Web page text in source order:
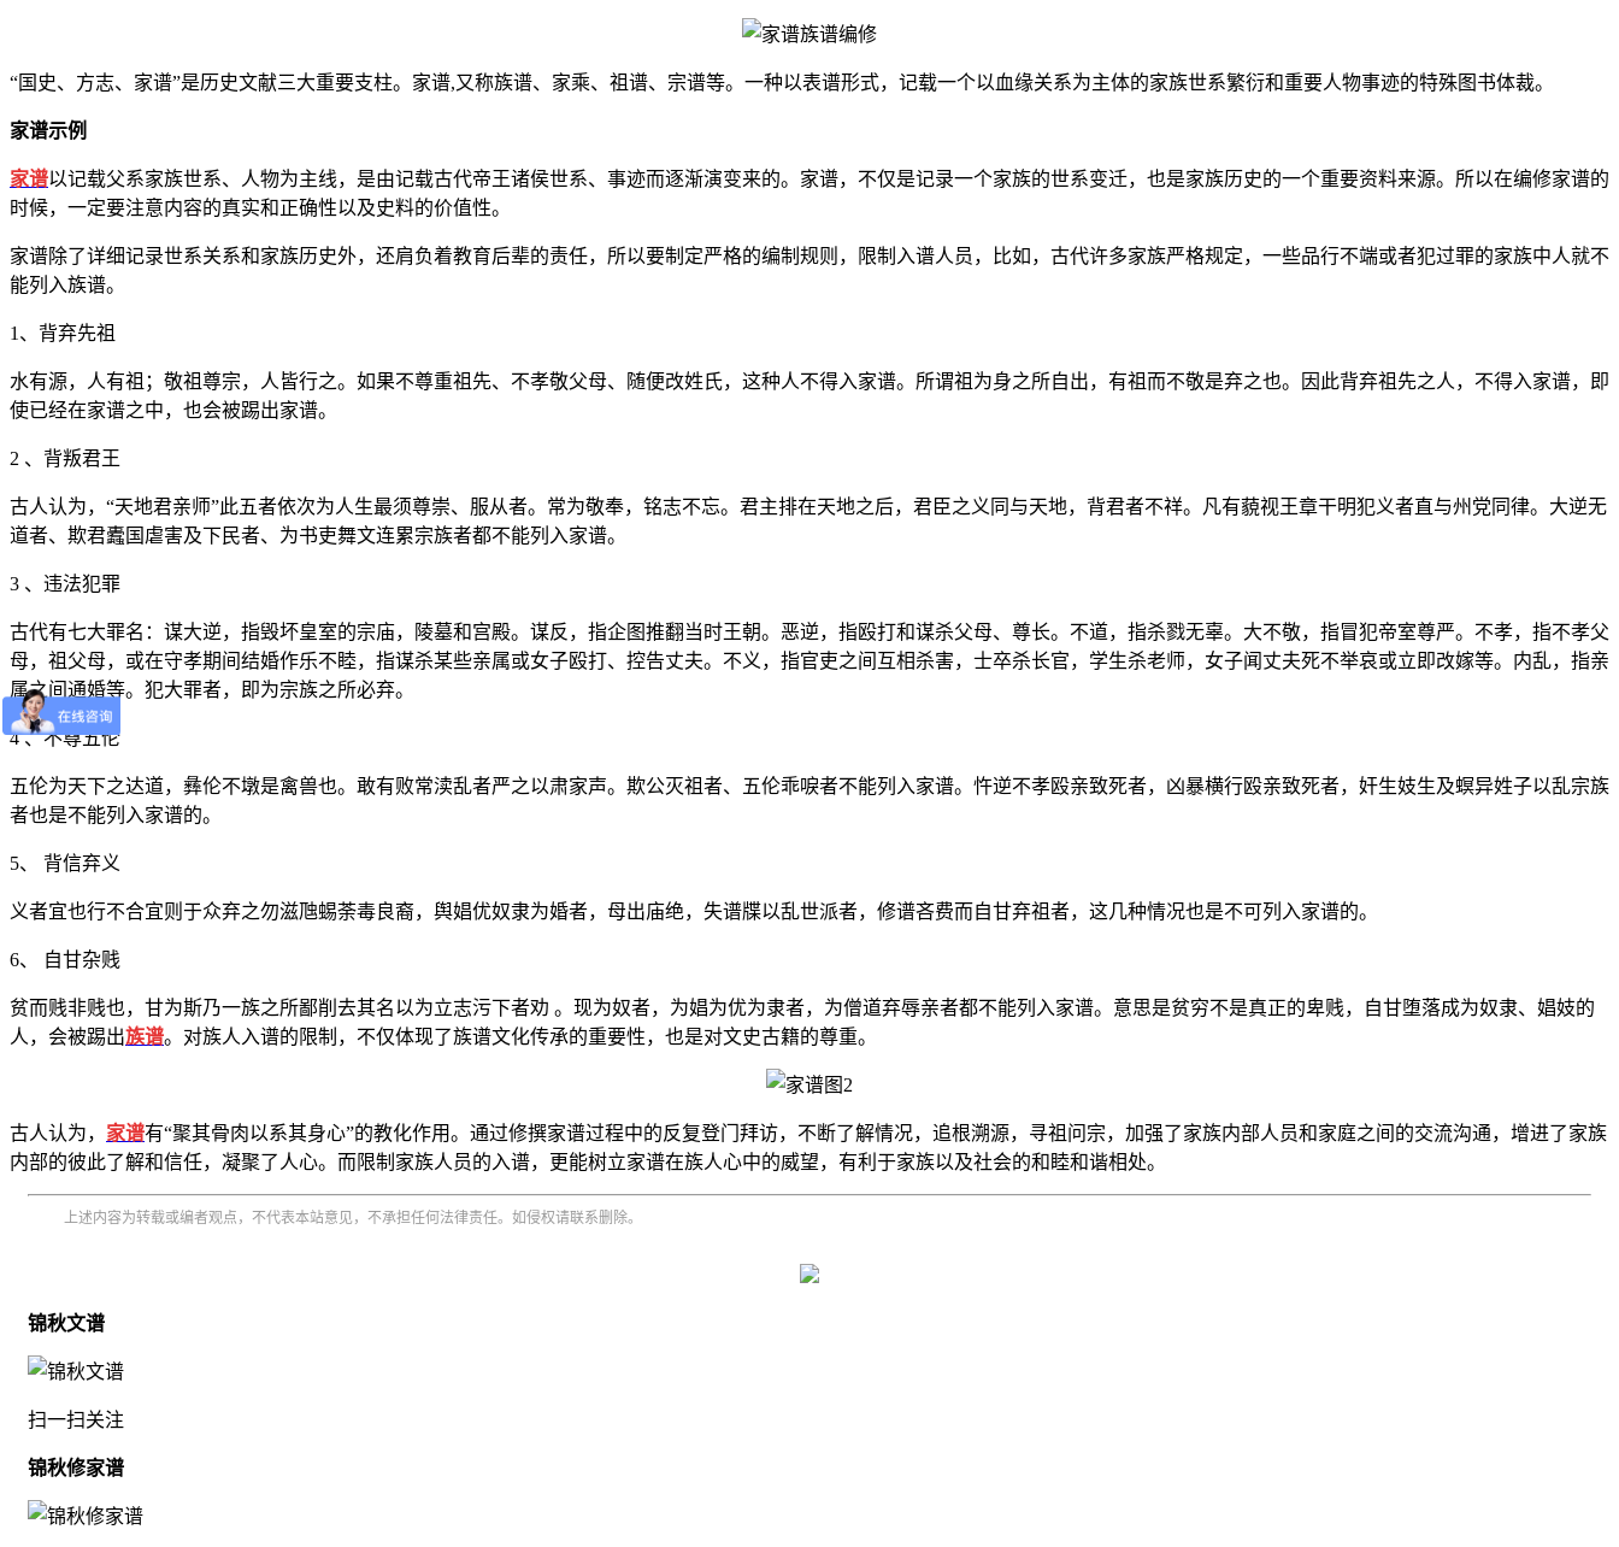
“国史、方志、家谱”是历史文献三大重要支柱。家谱,又称族谱、家乘、祖谱、宗谱等。一种以表谱形式，记载一个以血缘关系为主体的家族世系繁衍和重要人物事迹的特殊图书体裁。
家谱示例
家谱以记载父系家族世系、人物为主线，是由记载古代帝王诸侯世系、事迹而逐渐演变来的。家谱，不仅是记录一个家族的世系变迁，也是家族历史的一个重要资料来源。所以在编修家谱的
时候，一定要注意内容的真实和正确性以及史料的价值性。
家谱除了详细记录世系关系和家族历史外，还肩负着教育后辈的责任，所以要制定严格的编制规则，限制入谱人员，比如，古代许多家族严格规定，一些品行不端或者犯过罪的家族中人就不
能列入族谱。
1、背弃先祖
水有源，人有祖；敬祖尊宗，人皆行之。如果不尊重祖先、不孝敬父母、随便改姓氏，这种人不得入家谱。所谓祖为身之所自出，有祖而不敬是弃之也。因此背弃祖先之人，不得入家谱，即
使已经在家谱之中，也会被踢出家谱。
2 、背叛君王
古人认为，“天地君亲师”此五者依次为人生最须尊崇、服从者。常为敬奉，铭志不忘。君主排在天地之后，君臣之义同与天地，背君者不祥。凡有藐视王章干明犯义者直与州党同律。大逆无
道者、欺君蠹国虐害及下民者、为书吏舞文连累宗族者都不能列入家谱。
3 、违法犯罪
古代有七大罪名：谋大逆，指毁坏皇室的宗庙，陵墓和宫殿。谋反，指企图推翻当时王朝。恶逆，指殴打和谋杀父母、尊长。不道，指杀戮无辜。大不敬，指冒犯帝室尊严。不孝，指不孝父
母，祖父母，或在守孝期间结婚作乐不睦，指谋杀某些亲属或女子殴打、控告丈夫。不义，指官吏之间互相杀害，士卒杀长官，学生杀老师，女子闻丈夫死不举哀或立即改嫁等。内乱，指亲
属之间通婚等。犯大罪者，即为宗族之所必弃。
4 、不尊五伦
五伦为天下之达道，彝伦不墩是禽兽也。敢有败常渎乱者严之以肃家声。欺公灭祖者、五伦乖唳者不能列入家谱。忤逆不孝殴亲致死者，凶暴横行殴亲致死者，奸生妓生及螟异姓子以乱宗族
者也是不能列入家谱的。
5、 背信弃义
义者宜也行不合宜则于众弃之勿滋虺蜴荼毒良裔，舆娼优奴隶为婚者，母出庙绝，失谱牒以乱世派者，修谱吝费而自甘弃祖者，这几种情况也是不可列入家谱的。
6、 自甘杂贱
贫而贱非贱也，甘为斯乃一族之所鄙削去其名以为立志污下者劝 。现为奴者，为娼为优为隶者，为僧道弃辱亲者都不能列入家谱。意思是贫穷不是真正的卑贱，自甘堕落成为奴隶、娼妓的
人，会被踢出族谱。对族人入谱的限制，不仅体现了族谱文化传承的重要性，也是对文史古籍的尊重。
古人认为， 家谱有“聚其骨肉以系其身心”的教化作用。通过修撰家谱过程中的反复登门拜访，不断了解情况，追根溯源，寻祖问宗，加强了家族内部人员和家庭之间的交流沟通，增进了家族
内部的彼此了解和信任，凝聚了人心。而限制家族人员的入谱，更能树立家谱在族人心中的威望，有利于家族以及社会的和睦和谐相处。
上述内容为转载或编者观点，不代表本站意见，不承担任何法律责任。如侵权请联系删除。
锦秋文谱
扫一扫关注
锦秋修家谱